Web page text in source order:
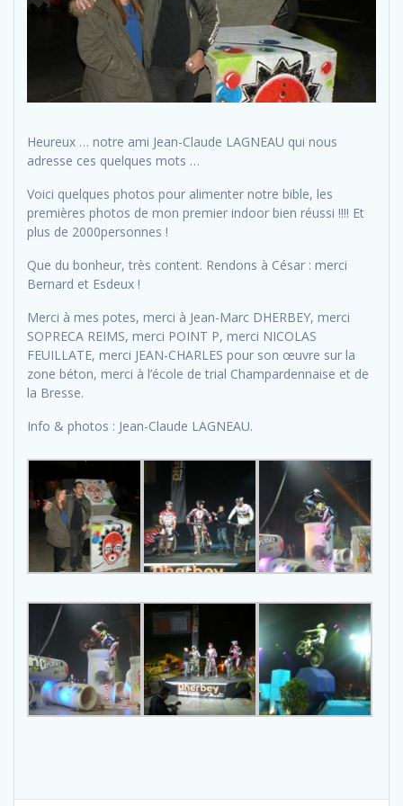
Heureux … notre ami Jean-Claude LAGNEAU qui nous
adresse ces quelques mots …
Voici quelques photos pour alimenter notre bible, les
premières photos de mon premier indoor bien réussi !!!! Et
plus de 2000personnes !
Que du bonheur, très content. Rendons à César : merci
Bernard et Esdeux !
Merci à mes potes, merci à Jean-Marc DHERBEY, merci
SOPRECA REIMS, merci POINT P, merci NICOLAS
FEUILLATE, merci JEAN-CHARLES pour son œuvre sur la
zone béton, merci à l’école de trial Champardennaise et de
la Bresse.
Info & photos : Jean-Claude LAGNEAU.